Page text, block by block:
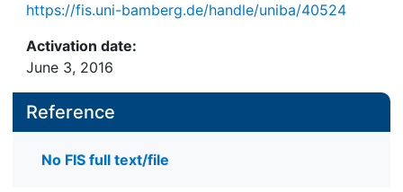
https://fis.uni-bamberg.de/handle/uniba/40524
Activation date:
June 3, 2016
Reference
No FIS full text/file